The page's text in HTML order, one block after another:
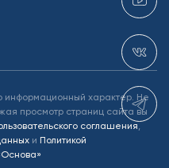
информационный характер. Не
просмотр страниц сайта вы
соглашения,
и Политикой